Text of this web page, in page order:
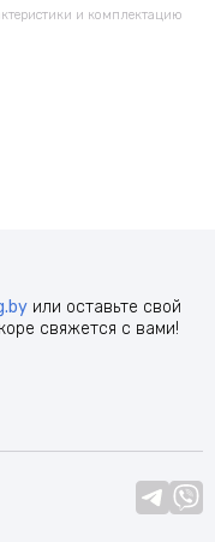
и комплектацию
или оставьте свой
свяжется с вами!